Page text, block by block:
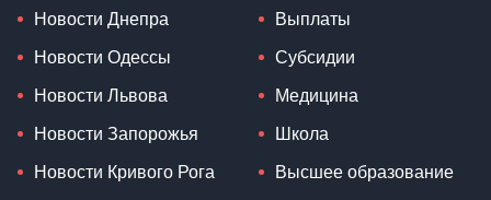
Новости Днепра
Новости Одессы
Новости Львова
Новости Запорожья
Новости Кривого Рога
Выплаты
Субсидии
Медицина
Школа
Высшее образование